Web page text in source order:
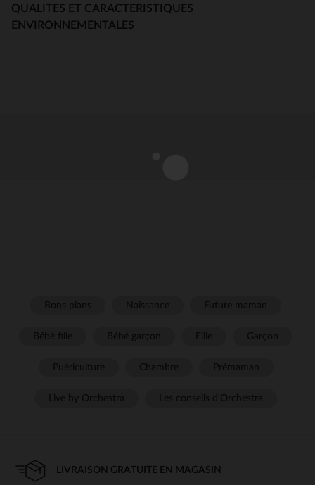
QUALITES ET CARACTERISTIQUES
ENVIRONNEMENTALES
LIVRAISON GRATUITE EN MAGASIN